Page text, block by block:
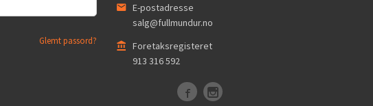
Glemt passord?
E-postadresse
salg@fullmundur.no
Foretaksregisteret
913 316 592